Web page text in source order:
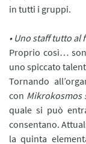
in tutti i gruppi.
• Uno staff tutto
Proprio così…
uno spiccato
Tornando
con Mikrokosmos
quale si può
consentano.
la quinta